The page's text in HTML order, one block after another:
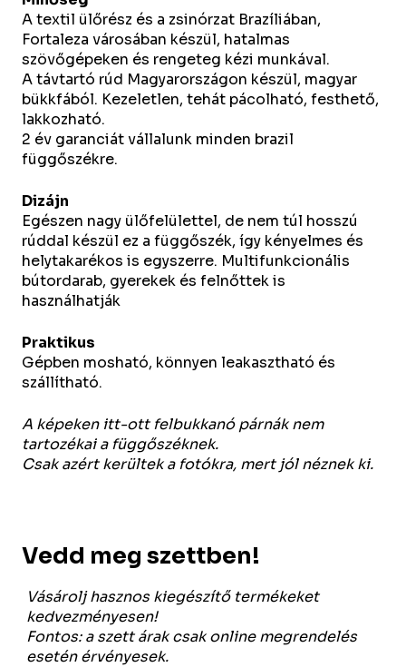
A textil ülőrész és a zsinórzat Brazíliában,
Fortaleza városában készül, hatalmas
szövőgépeken és rengeteg kézi munkával.
A távtartó rúd Magyarországon készül, magyar
bükkfából. Kezeletlen, tehát pácolható, festhető,
lakkozható.
2 év garanciát vállalunk minden brazil
függőszékre.
Dizájn
Egészen nagy ülőfelülettel, de nem túl hosszú
rúddal készül ez a függőszék, így kényelmes és
helytakarékos is egyszerre. Multifunkcionális
bútordarab, gyerekek és felnőttek is
használhatják
Praktikus
Gépben mosható, könnyen leakasztható és
szállítható.
A képeken itt-ott felbukkanó párnák nem
tartozékai a függőszéknek.
Csak azért kerültek a fotókra, mert jól néznek ki.
Vedd meg szettben!
Vásárolj hasznos kiegészítő termékeket
kedvezményesen!
Fontos: a szett árak csak online megrendelés
esetén érvényesek.